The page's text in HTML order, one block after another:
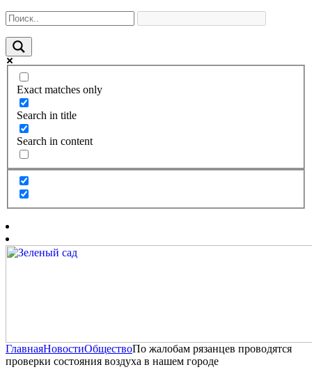
Exact matches only
Search in title
Search in content
ГлавнаяНовостиОбществоПо жалобам рязанцев проводятся
проверки состояния воздуха в нашем городе